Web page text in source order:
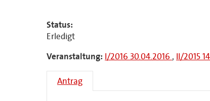
Status:
Erledigt
Veranstaltung: I/2016 30.04.2016 , II/2015
Antrag